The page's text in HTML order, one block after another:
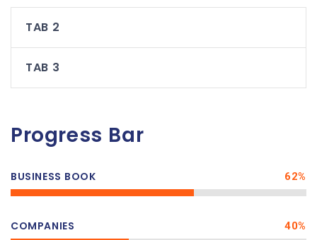
TAB 2
TAB 3
Progress Bar
BUSINESS BOOK 62%
COMPANIES 40%